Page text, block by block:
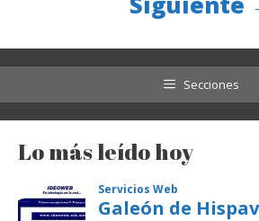
Secciones
Lo más leído hoy